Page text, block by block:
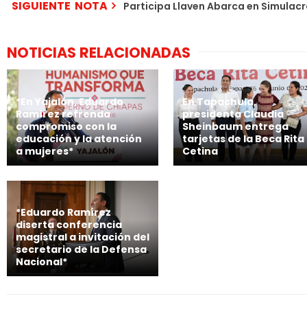
SIGUIENTE NOTA Participa Llaven Abarca en
NOTICIAS RELACIONADAS
*En Yajalón, Eduardo
Ramírez refrenda
compromiso con la
educación y la atención
a mujeres*
En Tapachula,
presidenta Claudia
Sheinbaum entrega
tarjetas de la Beca Rita
Cetina
*Eduardo Ramírez
diserta conferencia
magistral a invitación del
secretario de la Defensa
Nacional*